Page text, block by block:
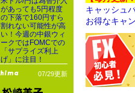
キャッシュ
お得なキャ
があっても5円程度
の下落で160円すら
割れない可能性が高
い！今週の中銀ウィ
ークではFOMCでの
「サプライズ利上
げ」に注目！
07/29更新